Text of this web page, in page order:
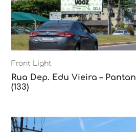
Front Light
Rua Dep. Edu Vieira –
(133)